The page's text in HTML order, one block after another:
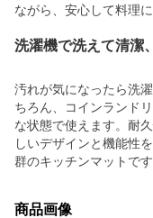
ながら、安心して料理
洗濯機で洗えて清潔
汚れが気になったら洗
ちろん、コインランド
な状態で使えます。耐
しいデザインと機能性
群のキッチンマットです
商品画像